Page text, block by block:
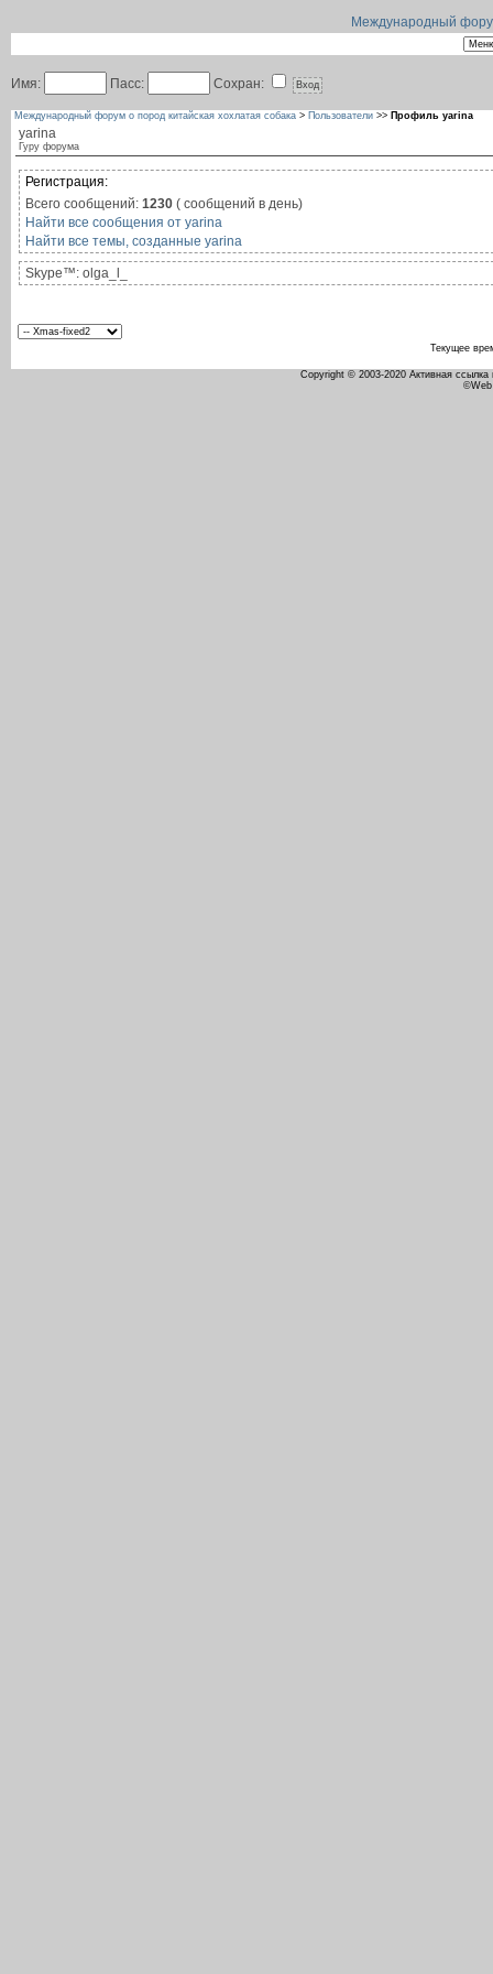
Международный
Имя: Пасс: Сохран:
Международный форум о пород китайская хохлатая собака > Пользователи >> Профиль yarina
yarina
Гуру форума
Регистрация:
Всего сообщений: 1230 ( сообщений в день)
Найти все сообщения от yarina
Найти все темы, созданные yarina
Skype™: olga_l_
Текущее
Copyright © 2003-2020 Активная ссылка